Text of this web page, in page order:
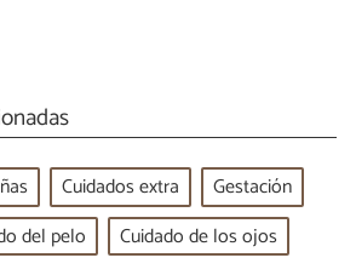
Cuidados extra
Gestación
del pelo Cuidado de los ojos